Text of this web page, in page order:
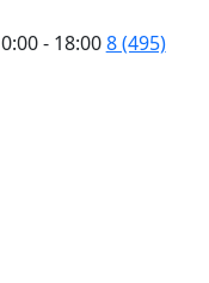
- 18:008 (495)